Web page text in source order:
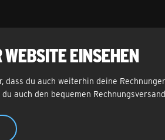
einsehen
du auch weiterhin deine
auch den bequemen